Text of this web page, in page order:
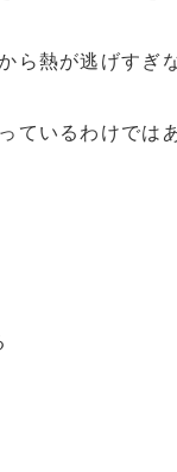
ら熱が逃げすぎ
ているわけで